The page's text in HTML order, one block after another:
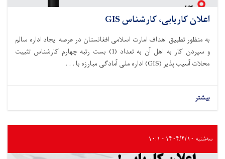
اعلان کاریابی، کارشناس GIS
به منظور تطبیق اهداف امارت اسلامی افغانستان در عرصه ایجاد اداره سالم
و سپردن کار به اهل آن به تعداد (
1
) بست رتبه چهارم کارشناس تثبیت
محلات آسیب پذیر(GIS)اداره ملی آمادگی مبارزه با . . .
بیشتر
سه‌شنبه ۱۴۰۴/۴/۱۰ - ۱۰:۱